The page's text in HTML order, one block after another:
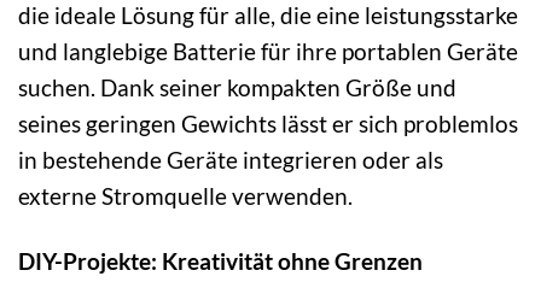
die ideale Lösung für alle, die eine leistungsstarke
und langlebige Batterie für ihre portablen Geräte
suchen. Dank seiner kompakten Größe und
seines geringen Gewichts lässt er sich problemlos
in bestehende Geräte integrieren oder als
externe Stromquelle verwenden.
DIY-Projekte: Kreativität ohne Grenzen